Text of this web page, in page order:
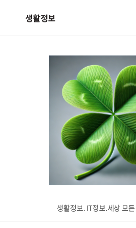
생활정보
생활정보. IT정보.세상 모